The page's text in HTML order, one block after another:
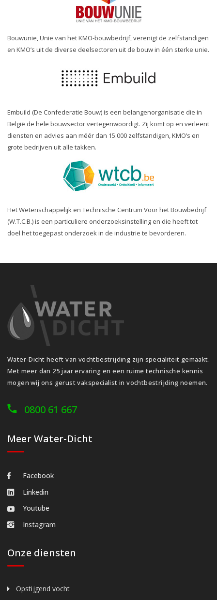
Bouwunie, Unie van het KMO-bouwbedrijf, verenigt de zelfstandigen
en KMO’s uit de diverse deelsectoren uit de bouw in één sterke unie.
Embuild (De Confederatie Bouw) is een belangenorganisatie die in
België de hele bouwsector vertegenwoordigt. Zij komt op en verleent
diensten en advies aan méér dan 15.000 zelfstandigen, KMO’s en
grote bedrijven uit alle takken.
Het Wetenschappelijk en Technische Centrum Voor het Bouwbedrijf
(W.T.C.B.) is een particuliere onderzoeksinstelling en die heeft tot
doel het toegepast onderzoek in de industrie te bevorderen.
Water-Dicht heeft van vochtbestrijding zijn specialiteit gemaakt.
Met meer dan 25 jaar ervaring en een ruime technische kennis
mogen wij ons gerust vakspecialist in vochtbestrijding noemen.
0800 61 667
Meer Water-Dicht
Facebook
Linkedin
Youtube
Instagram
Onze diensten
Opstijgend vocht